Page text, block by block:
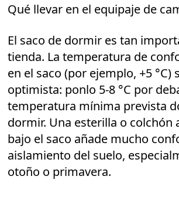
Qué llevar en el equipaje de
El saco de dormir es tan
tienda. La temperatura de
en el saco (por ejemplo, +5 °C)
optimista: ponlo 5-8 °C por
temperatura mínima prevista
dormir. Una esterilla o colchón
bajo el saco añade mucho
aislamiento del suelo,
otoño o primavera.